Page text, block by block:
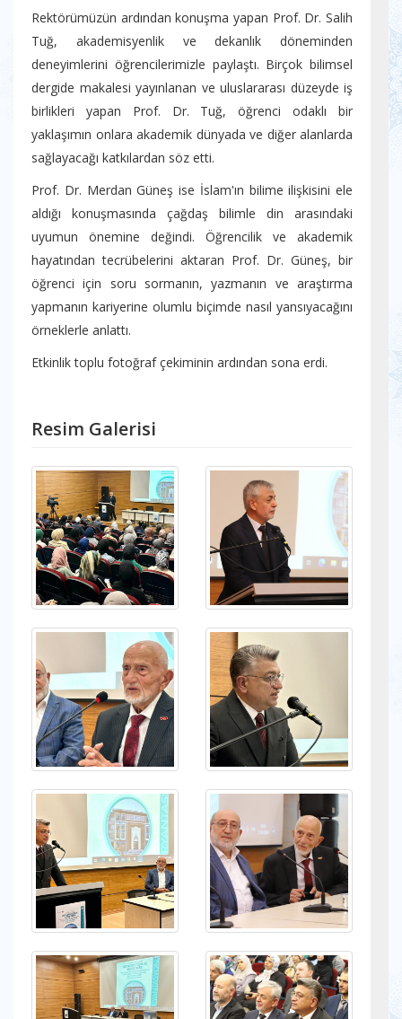
Rektörümüzün ardından konuşma yapan Prof. Dr. Salih
Tuğ, akademisyenlik ve dekanlık döneminden
deneyimlerini öğrencilerimizle paylaştı. Birçok bilimsel
dergide makalesi yayınlanan ve uluslararası düzeyde iş
birlikleri yapan Prof. Dr. Tuğ, öğrenci odaklı bir
yaklaşımın onlara akademik dünyada ve diğer alanlarda
sağlayacağı katkılardan söz etti.
Prof. Dr. Merdan Güneş ise İslam'ın bilime ilişkisini ele
aldığı konuşmasında çağdaş bilimle din arasındaki
uyumun önemine değindi. Öğrencilik ve akademik
hayatından tecrübelerini aktaran Prof. Dr. Güneş, bir
öğrenci için soru sormanın, yazmanın ve araştırma
yapmanın kariyerine olumlu biçimde nasıl yansıyacağını
örneklerle anlattı.
Etkinlik toplu fotoğraf çekiminin ardından sona erdi.
Resim Galerisi